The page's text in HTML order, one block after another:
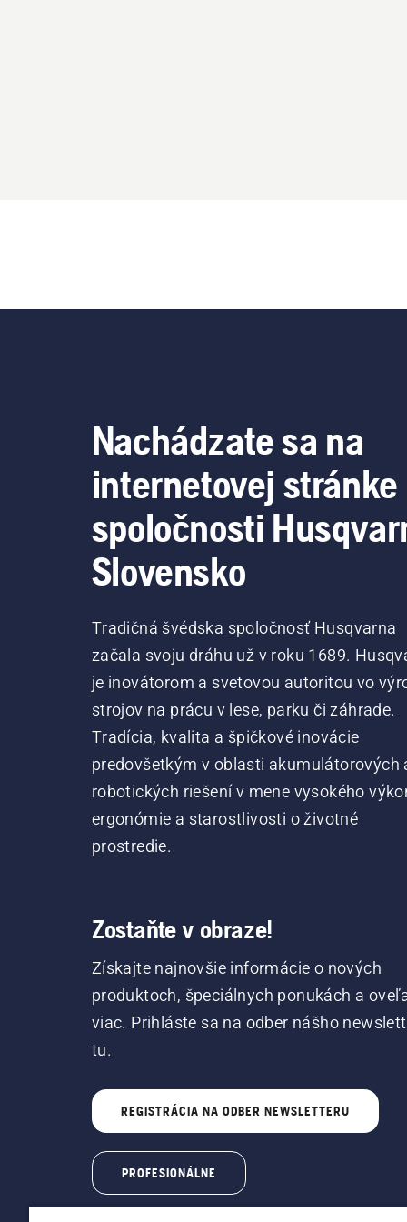
Nachádzate sa na
internetovej stránke
spoločnosti
Slovensko
Tradičná švédska spoločnosť Husqvarna
začala svoju dráhu už v roku 1689.
je inovátorom a svetovou autoritou vo
strojov na prácu v lese, parku či záhrade.
Tradícia, kvalita a špičkové inovácie
predovšetkým v oblasti akumulátorových
robotických riešení v mene vysokého
ergonómie a starostlivosti o životné
prostredie.
Zostaňte v obraze!
Získajte najnovšie informácie o nových
produktoch, špeciálnych ponukách a
viac. Prihláste sa na odber nášho
tu.
REGISTRÁCIA NA ODBER NEWSLETTERU
PROFESIONÁLNE